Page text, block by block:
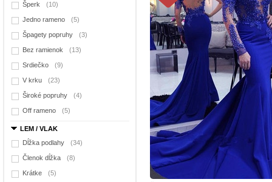
Šperk (10)
Jedno rameno (5)
Špagety popruhy (3)
Bez ramienok (13)
Srdiečko (9)
V krku (23)
Široké popruhy (4)
Off rameno (5)
LEM / VLAK
Dĺžka podlahy
(34)
Členok dĺžka (8)
Krátke (5)